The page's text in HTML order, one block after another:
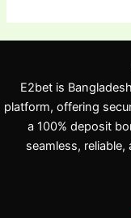
E2bet is
platform, offering
a 100% deposit
seamless,